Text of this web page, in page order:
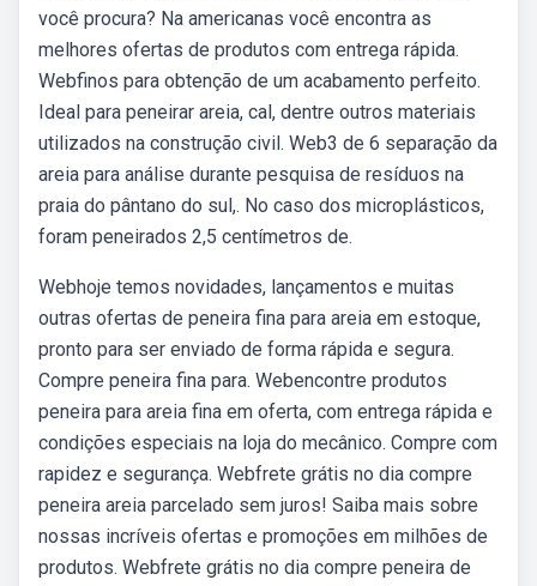
você procura? Na americanas você encontra as
melhores ofertas de produtos com entrega rápida.
Webfinos para obtenção de um acabamento perfeito.
Ideal para peneirar areia, cal, dentre outros materiais
utilizados na construção civil. Web3 de 6 separação da
areia para análise durante pesquisa de resíduos na
praia do pântano do sul,. No caso dos microplásticos,
foram peneirados 2,5 centímetros de.
Webhoje temos novidades, lançamentos e muitas
outras ofertas de peneira fina para areia em estoque,
pronto para ser enviado de forma rápida e segura.
Compre peneira fina para. Webencontre produtos
peneira para areia fina em oferta, com entrega rápida e
condições especiais na loja do mecânico. Compre com
rapidez e segurança. Webfrete grátis no dia compre
peneira areia parcelado sem juros! Saiba mais sobre
nossas incríveis ofertas e promoções em milhões de
produtos. Webfrete grátis no dia compre peneira de